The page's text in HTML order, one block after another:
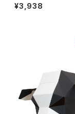
¥3,938